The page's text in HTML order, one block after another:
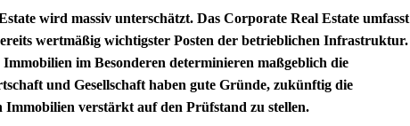
wird massiv unterschätzt. Das Corporate Real Estate umfasst
wertmäßig wichtigster Posten der betrieblichen Infrastruktur.
im Besonderen determinieren maßgeblich die
und Gesellschaft haben gute Gründe, zukünftig die
verstärkt auf den Prüfstand zu stellen.